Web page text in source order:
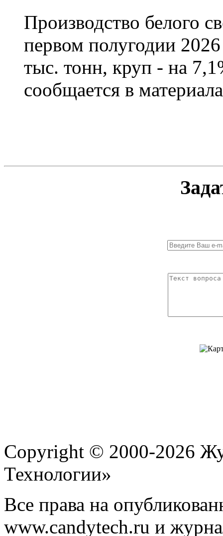
Производство белого
первом полугодии
тыс. тонн, круп - на
сообщается в
Copyright © 2000-2026
Технологии»
Все права на
www.candytech.ru и